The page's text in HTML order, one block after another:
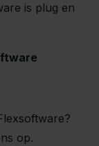
is plug en
op.